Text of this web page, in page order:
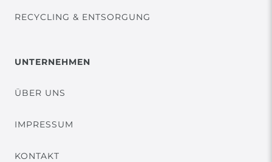
RECYCLING & ENTSORGUNG
UNTERNEHMEN
ÜBER UNS
IMPRESSUM
KONTAKT